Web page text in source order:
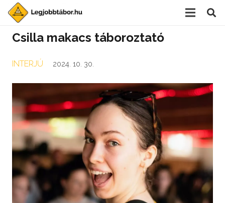
Csilla makacs táboroztató
INTERJÚ 2024. 10. 30.